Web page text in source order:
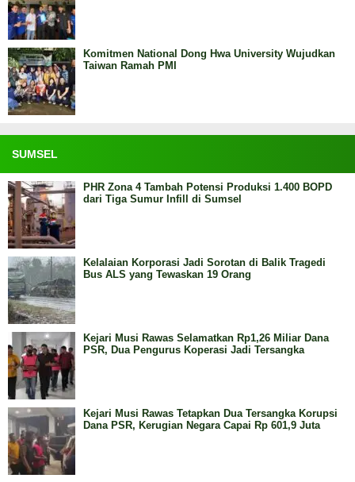
Komitmen National Dong Hwa University Wujudkan
Taiwan Ramah PMI
SUMSEL
PHR Zona 4 Tambah Potensi Produksi 1.400 BOPD
dari Tiga Sumur Infill di Sumsel
Kelalaian Korporasi Jadi Sorotan di Balik Tragedi
Bus ALS yang Tewaskan 19 Orang
Kejari Musi Rawas Selamatkan Rp1,26 Miliar Dana
PSR, Dua Pengurus Koperasi Jadi Tersangka
Kejari Musi Rawas Tetapkan Dua Tersangka Korupsi
Dana PSR, Kerugian Negara Capai Rp 601,9 Juta